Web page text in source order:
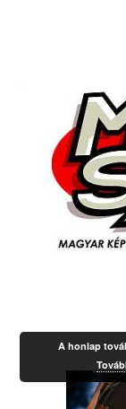
A honlap